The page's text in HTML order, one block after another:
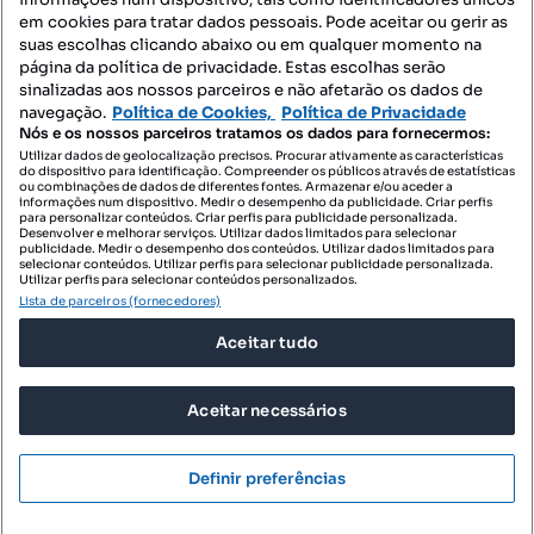
Mapa do Site
Contacte-nos
SIGA-NOS:
DESCARREGAR NA:
© 2026 Imovirtual.com, OLX Portugal, S.A.
TERMOS DE UTILIZAÇÃO
POLÍTICA DE PRIVACIDADE
CONFIGURAÇÕES DE PRIVACIDADE
em cookies para tratar dados pessoais. Pode aceitar ou gerir as
suas escolhas clicando abaixo ou em qualquer momento na
página da política de privacidade. Estas escolhas serão
sinalizadas aos nossos parceiros e não afetarão os dados de
navegação. Política de Cookies, Política de Privacidade
Nós e os nossos parceiros tratamos os dados para fornecermos:
Utilizar dados de geolocalização precisos. Procurar ativamente as características
do dispositivo para identificação. Compreender os públicos através de estatísticas
ou combinações de dados de diferentes fontes. Armazenar e/ou aceder a
informações num dispositivo. Medir o desempenho da publicidade. Criar perfis
para personalizar conteúdos. Criar perfis para publicidade personalizada.
Desenvolver e melhorar serviços. Utilizar dados limitados para selecionar
publicidade. Medir o desempenho dos conteúdos. Utilizar dados limitados para
selecionar conteúdos. Utilizar perfis para selecionar publicidade personalizada.
Utilizar perfis para selecionar conteúdos personalizados.
Lista de parceiros (fornecedores)
Aceitar tudo
Aceitar necessários
Definir preferências